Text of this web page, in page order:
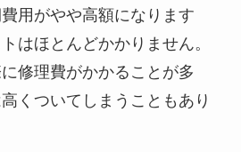
用がやや高額になります
はほとんどかかりません。
修理費がかかることが多
くついてしまうこともあり